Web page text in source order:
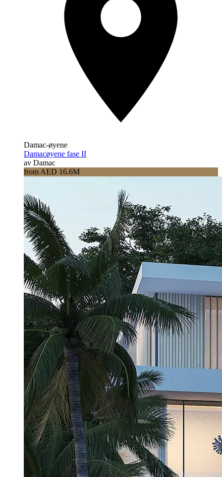
Damac-øyene
Damacøyene fase II
av Damac
from AED 16.6M